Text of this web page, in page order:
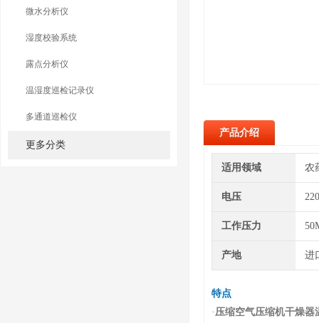
微水分析仪
湿度校验系统
露点分析仪
温湿度巡检记录仪
多通道巡检仪
更多分类
产品介绍
适用领域 农
电压
工作压力
产地 进
特点
· 压缩空气压缩机干燥器